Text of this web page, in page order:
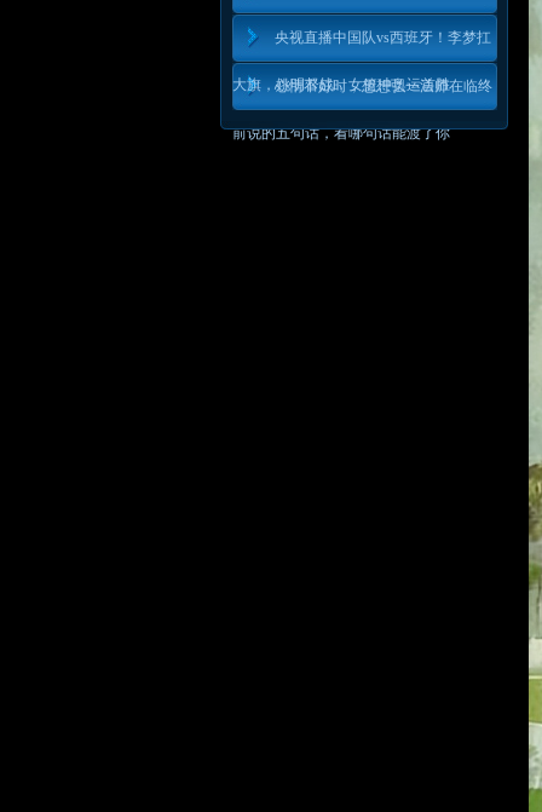
央视直播中国队vs西班牙！李梦扛
大旗，姚明督战，女篮冲奥运首胜
心情不好时，想想弘一法师在临终
前说的五句话，看哪句话能渡了你